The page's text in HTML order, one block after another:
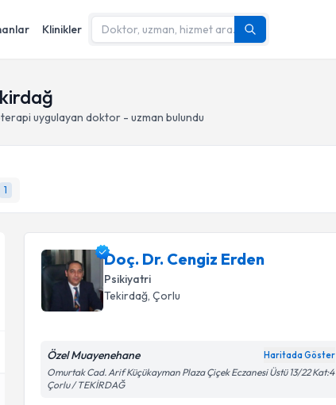
Klinikler
uygulayan doktor - uzman bulundu
1
Doç. Dr. Cengiz Erden
Psikiyatri
Tekirdağ, Çorlu
Özel Muayenehane Haritada Göster
Omurtak Cad. Arif Küçükayman Plaza Çiçek Eczanesi Üstü 13/22 Kat:4
Çorlu / TEKİRDAĞ